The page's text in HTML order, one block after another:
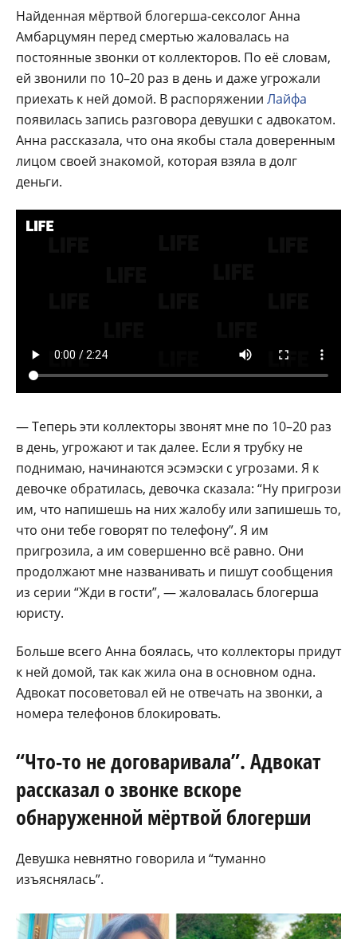
Найденная мёртвой блогерша-сексолог Анна
Амбарцумян перед смертью жаловалась на
постоянные звонки от коллекторов. По её словам,
ей звонили по 10–20 раз в день и даже угрожали
приехать к ней домой. В распоряжении Лайфа
появилась запись разговора девушки с адвокатом.
Анна рассказала, что она якобы стала доверенным
лицом своей знакомой, которая взяла в долг
деньги.
— Теперь эти коллекторы звонят мне по 10–20 раз
в день, угрожают и так далее. Если я трубку не
поднимаю, начинаются эсэмэски с угрозами. Я к
девочке обратилась, девочка сказала: “Ну пригрози
им, что напишешь на них жалобу или запишешь то,
что они тебе говорят по телефону”. Я им
пригрозила, а им совершенно всё равно. Они
продолжают мне названивать и пишут сообщения
из серии “Жди в гости”, — жаловалась блогерша
юристу.
Больше всего Анна боялась, что коллекторы придут
к ней домой, так как жила она в основном одна.
Адвокат посоветовал ей не отвечать на звонки, а
номера телефонов блокировать.
“Что-то не договаривала”. Адвокат
рассказал о звонке вскоре
обнаруженной мёртвой блогерши
Девушка невнятно говорила и “туманно
изъяснялась”.